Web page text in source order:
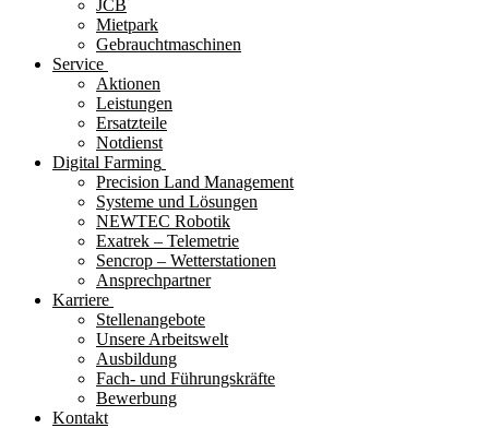
JCB
Mietpark
Gebrauchtmaschinen
Service
Aktionen
Leistungen
Ersatzteile
Notdienst
Digital Farming
Precision Land Management
Systeme und Lösungen
NEWTEC Robotik
Exatrek – Telemetrie
Sencrop – Wetterstationen
Ansprechpartner
Karriere
Stellenangebote
Unsere Arbeitswelt
Ausbildung
Fach- und Führungskräfte
Bewerbung
Kontakt